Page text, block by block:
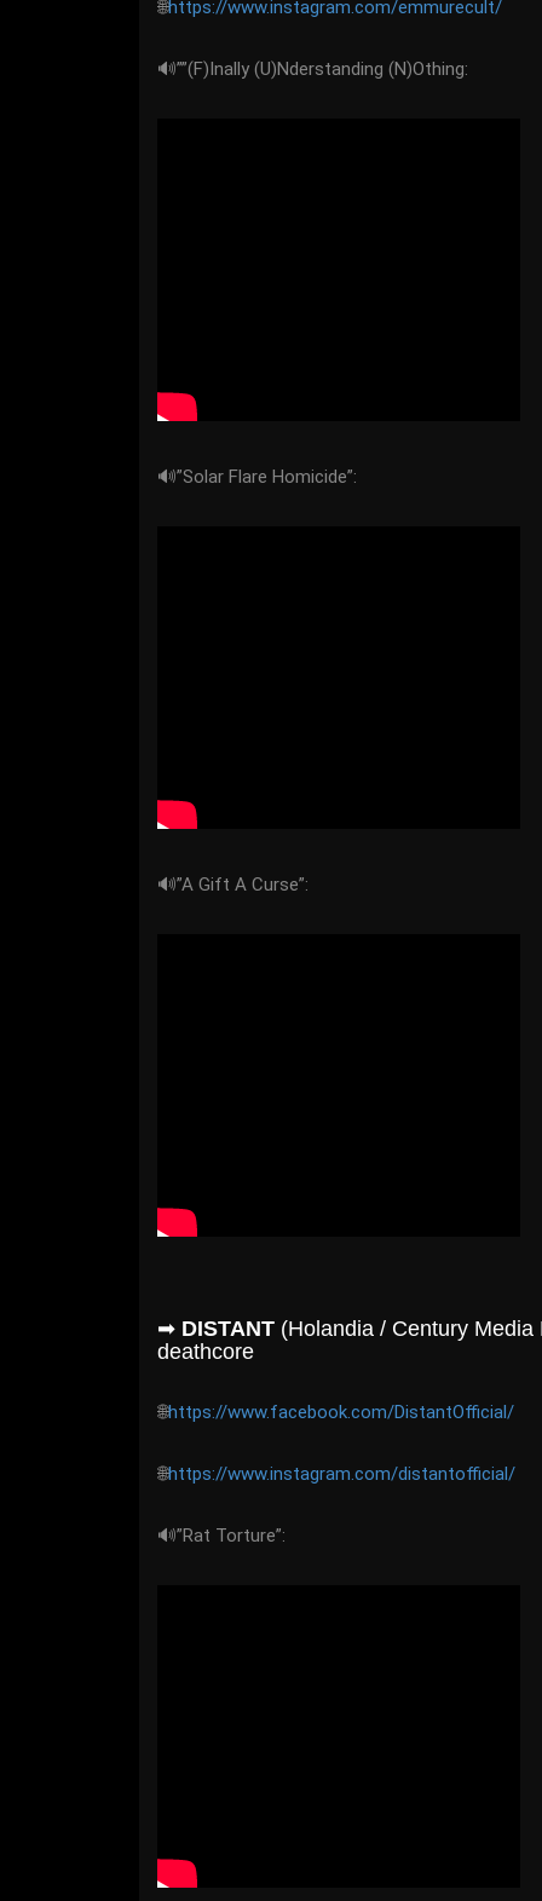
🌐https://www.instagram.com/emmurecult/
🔊””(F)Inally (U)Nderstanding (N)Othing:
🔊”Solar Flare Homicide”:
🔊”A Gift A Curse”:
➡ DISTANT (Holandia / Century
deathcore
🌐https://www.facebook.com/DistantOfficial/
🌐https://www.instagram.com/distantofficial/
🔊”Rat Torture”: